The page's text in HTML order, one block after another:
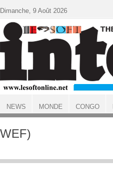
ACCUEIL
WEF)
Dimanche, 9 Août 2026
NEWS MONDE CONGO